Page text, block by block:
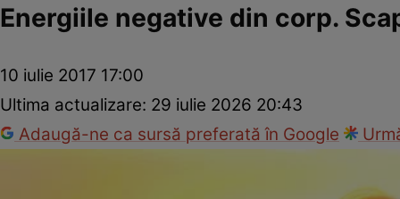
Energiile negative din corp.
10 iulie 2017 17:00
Ultima actualizare: 29 iulie 2026 20:43
Adaugă-ne ca sursă preferată în Google